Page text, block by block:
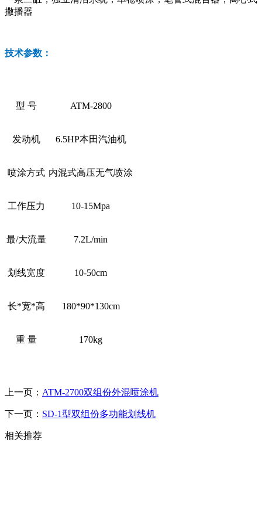
撒播器
技术参数：
型 号 ATM-2800
发动机 6.5HP本田汽油机
喷涂方式 内混式高压无气喷涂
工作压力 10-15Mpa
最/大流量 7.2L/min
划线宽度 10-50cm
长*宽*高 180*90*130cm
重 量 170kg
上一页： ATM-2700双组份外混喷涂机
下一页： SD-1型双组份多功能划线机
相关推荐